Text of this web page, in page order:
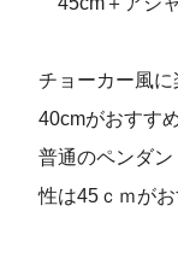
チョーカー風
40cmがおすす
普通のペンダ
性は45ｃｍがお